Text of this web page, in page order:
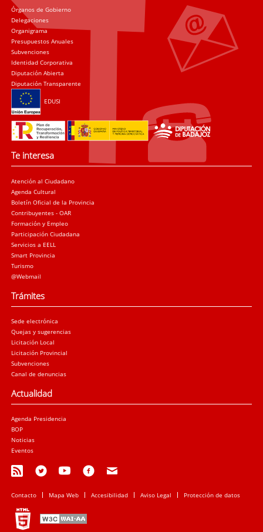
Órganos de Gobierno
Delegaciones
Organigrama
Presupuestos Anuales
Subvenciones
Identidad Corporativa
Diputación Abierta
Diputación Transparente
EDUSI
Te interesa
Atención al Ciudadano
Agenda Cultural
Boletín Oficial de la Provincia
Contribuyentes - OAR
Formación y Empleo
Participación Ciudadana
Servicios a EELL
Smart Provincia
Turismo
@Webmail
Trámites
Sede electrónica
Quejas y sugerencias
Licitación Local
Licitación Provincial
Subvenciones
Canal de denuncias
Actualidad
Agenda Presidencia
BOP
Noticias
Eventos
Contacto Mapa Web Accesibilidad Aviso Legal Protección de datos